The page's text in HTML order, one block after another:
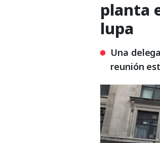
planta
lupa
Una
reunión